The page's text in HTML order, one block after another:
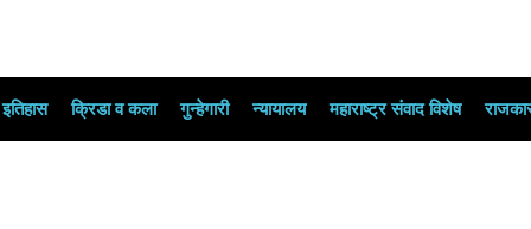
इतिहास क्रिडा व कला गुन्हेगारी न्यायालय महाराष्ट्र संवाद विशेष